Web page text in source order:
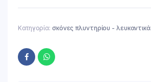
Κατηγορία: σκόνες πλυντηρίου - λευκαντικά